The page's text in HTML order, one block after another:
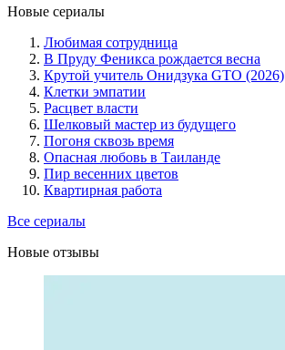
Новые сериалы
Любимая сотрудница
В Пруду Феникса рождается весна
Крутой учитель Онидзука GTO (2026)
Клетки эмпатии
Расцвет власти
Шелковый мастер из будущего
Погоня сквозь время
Опасная любовь в Таиланде
Пир весенних цветов
Квартирная работа
Все сериалы
Новые отзывы